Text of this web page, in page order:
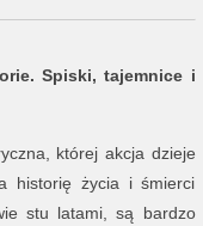
Spiski, tajemnice i
której akcja dzieje
historię życia i śmierci
stu latami, są bardzo